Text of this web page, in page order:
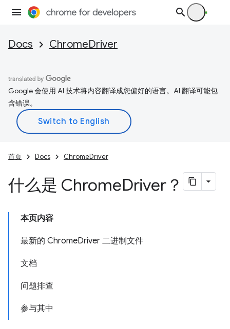
Docs ChromeDriver
Google 会使用 AI 技术将内容翻译成您偏好的语言。AI 翻译可能包
含错误。
首页 Docs ChromeDriver
什么是 ChromeDriver？
本页内容
最新的 ChromeDriver 二进制文件
文档
问题排查
参与其中